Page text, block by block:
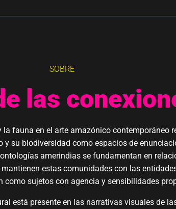
SOBRE
las
fauna en el arte amazónico contemporáneo
y su biodiversidad como espacios de
amerindias se fundamentan en
estas comunidades con las
como sujetos con agencia y sensibilidades
está presente en las narrativas visuales de